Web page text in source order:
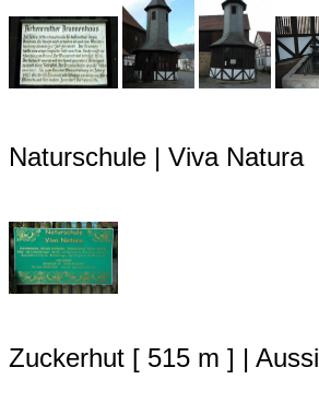
Naturschule | Viva Natura
Zuckerhut [ 515 m ] |